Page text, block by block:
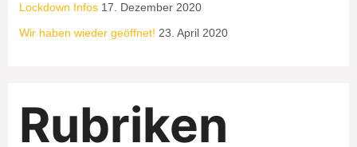
Lockdown Infos 17. Dezember 2020
Wir haben wieder geöffnet! 23. April 2020
Rubriken